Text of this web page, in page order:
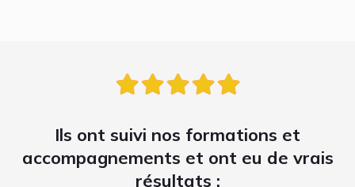
Ils ont suivi nos formations et
accompagnements et ont eu de vrais
résultats :